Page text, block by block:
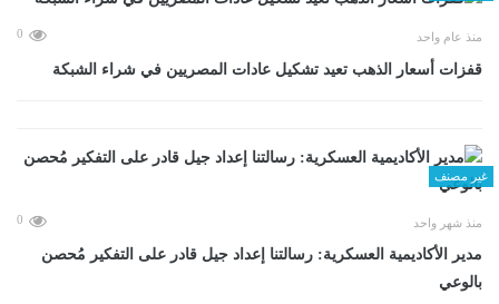
منذ عام واحد 0
قفزات أسعار الذهب تعيد تشكيل عادات المصريين في شراء الشبكة
غير مصنف
منذ شهر واحد 0
مدير الأكاديمية العسكرية: رسالتنا إعداد جيل قادر على التفكير مُحصن
بالوعي